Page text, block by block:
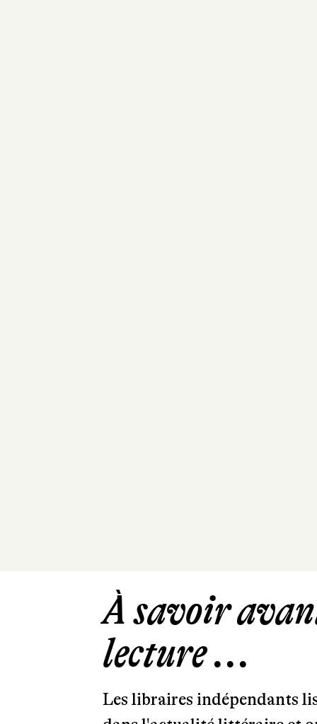
À savoir
lecture ...
Les libraires indépendants